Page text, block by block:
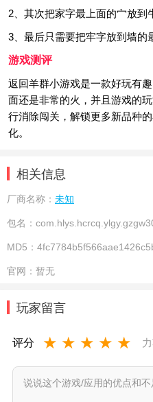
2、其次把家字最上面的宀放到
3、最后只需要把牢字放到墙的
游戏测评
返回羊群小游戏是一款好玩有
面还是非常的火，并且游戏的
行消除闯关，解锁更多新品种
化。
相关信息
厂商名称： 未知
包名：
MD5：
官网： 暂无
玩家留言
评分 ★ ★ ★ ★ ★